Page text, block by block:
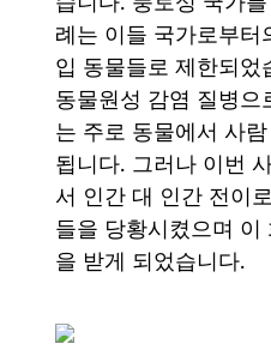
례는 이들 국가로부
입 동물들로 제한되
동물원성 감염 질병
는 주로 동물에서 사
됩니다. 그러나 이번
서 인간 대 인간 전이
들을 당황시켰으며 이
을 받게 되었습니다.